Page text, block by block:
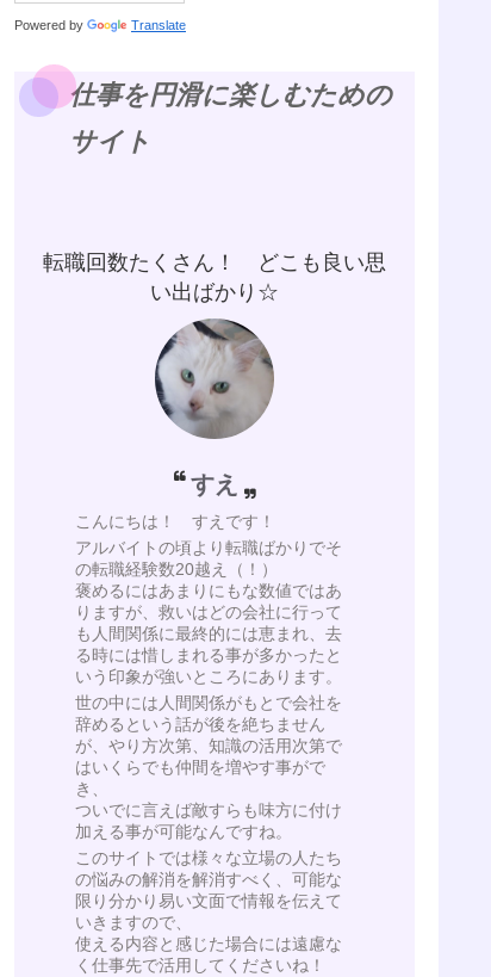
Powered by Translate
仕事を円滑に楽しむための
サイト
転職回数たくさん！ どこも良い思
い出ばかり☆
すえ
こんにちは！ すえです！
アルバイトの頃より転職ばかりでそ
の転職経験数20越え（！）
褒めるにはあまりにもな数値ではあ
りますが、救いはどの会社に行って
も人間関係に最終的には恵まれ、去
る時には惜しまれる事が多かったと
いう印象が強いところにあります。
世の中には人間関係がもとで会社を
辞めるという話が後を絶ちません
が、やり方次第、知識の活用次第で
はいくらでも仲間を増やす事がで
き、
ついでに言えば敵すらも味方に付け
加える事が可能なんですね。
このサイトでは様々な立場の人たち
の悩みの解消を解消すべく、可能な
限り分かり易い文面で情報を伝えて
いきますので、
使える内容と感じた場合には遠慮な
く仕事先で活用してくださいね！